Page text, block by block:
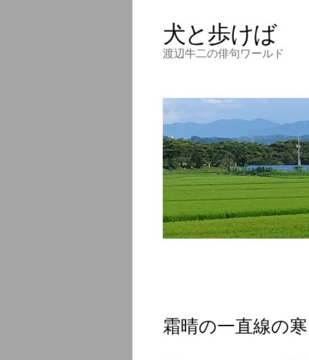
犬と歩けば
渡辺牛二の俳句ワールド
霜晴の一直線の